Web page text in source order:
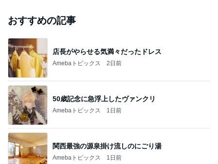
おすすめの記事
店長がやらせる気満々だったドレス
Amebaトピックス 2日前
50歳記念に急浮上したヴァンクリ
Amebaトピックス 1日前
関西最強の源泉掛け流しのにごり湯
Amebaトピックス 1日前